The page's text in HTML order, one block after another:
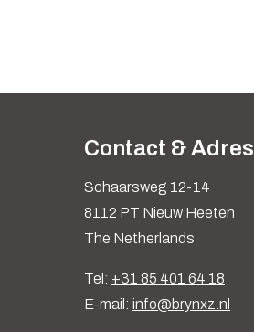
Contact & Adres
Schaarsweg 12-14
8112 PT Nieuw Heeten
The Netherlands
Tel: +31 85 401 64 18
E-mail: info@brynxz.nl